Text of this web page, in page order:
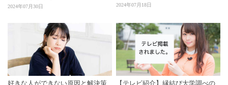
2024年07月30日 2024年07月18日
好きな人ができない原因と解決策
【テレビ紹介】縁結び大学調べの